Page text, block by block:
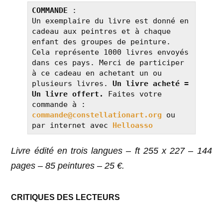
COMMANDE :
Un exemplaire du livre est donné en
cadeau aux peintres et à chaque
enfant des groupes de peinture.
Cela représente 1000 livres envoyés
dans ces pays. Merci de participer
à ce cadeau en achetant un ou
plusieurs livres. Un livre acheté =
Un livre offert.
Faites votre
commande@constellationart.org ou
par internet avec
Helloasso
Livre édité en trois langues – ft 255 x 227 – 144
pages – 85 peintures – 25 €.
CRITIQUES DES LECTEURS